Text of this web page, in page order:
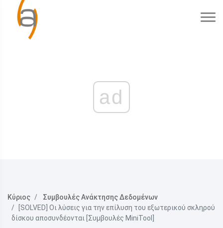
ad
Κύριος
Συμβουλές Ανάκτησης Δεδομένων
[SOLVED] Οι λύσεις για την επίλυση του εξωτερικού σκληρού
δίσκου αποσυνδέονται [Συμβουλές MiniTool]